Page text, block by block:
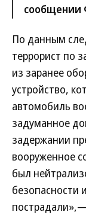
сообщении
По данным
террорист по
из заранее
устройство,
автомобиль
задуманное
задержании
вооруженное
был
безопасности